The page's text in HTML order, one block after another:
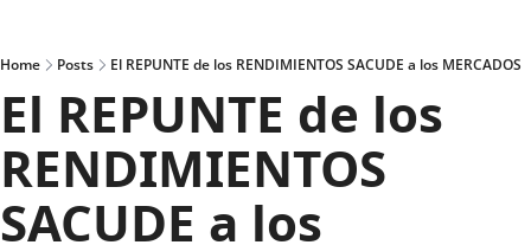
Home Posts El REPUNTE de los RENDIMIENTOS SACUDE a los MERCADOS
El REPUNTE de los
RENDIMIENTOS
SACUDE a los